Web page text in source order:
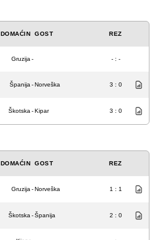
DOMAĆIN GOST REZ
Gruzija - - : -
Španija -Norveška 3 : 0
Škotska -Kipar 3 : 0
DOMAĆIN GOST REZ
Gruzija -Norveška 1 : 1
Škotska -Španija 2 : 0